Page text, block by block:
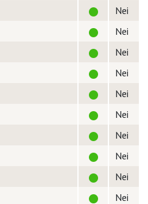
Nei
Nei
Nei
Nei
Nei
Nei
Nei
Nei
Nei
Nei